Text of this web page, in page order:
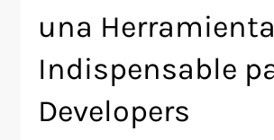
una Herramienta
Indispensable
Developers